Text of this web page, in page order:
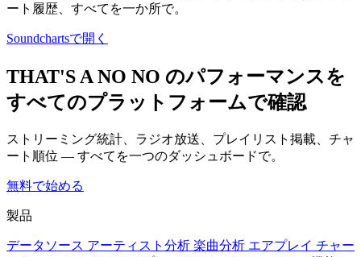
ート履歴、すべてを一か所で。
Soundchartsで開く
THAT'S A NO NO のパフォーマンスを
すべてのプラットフォームで確認
ストリーミング統計、ラジオ放送、プレイリスト掲載、チャ
ート順位 — すべてを一つのダッシュボードで。
無料で始める
製品
データソース アーティスト分析 楽曲分析 エアプレイ チャー